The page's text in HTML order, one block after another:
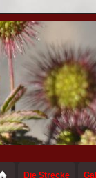
Die Strecke